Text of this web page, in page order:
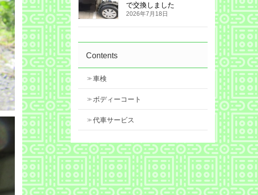
で交換しました
2026年7月18日
Contents
車検
ボディーコート
代車サービス